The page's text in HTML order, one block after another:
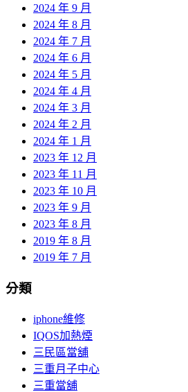
2024 年 9 月
2024 年 8 月
2024 年 7 月
2024 年 6 月
2024 年 5 月
2024 年 4 月
2024 年 3 月
2024 年 2 月
2024 年 1 月
2023 年 12 月
2023 年 11 月
2023 年 10 月
2023 年 9 月
2023 年 8 月
2019 年 8 月
2019 年 7 月
分類
iphone維修
IQOS加熱煙
三民區當舖
三重月子中心
三重當舖